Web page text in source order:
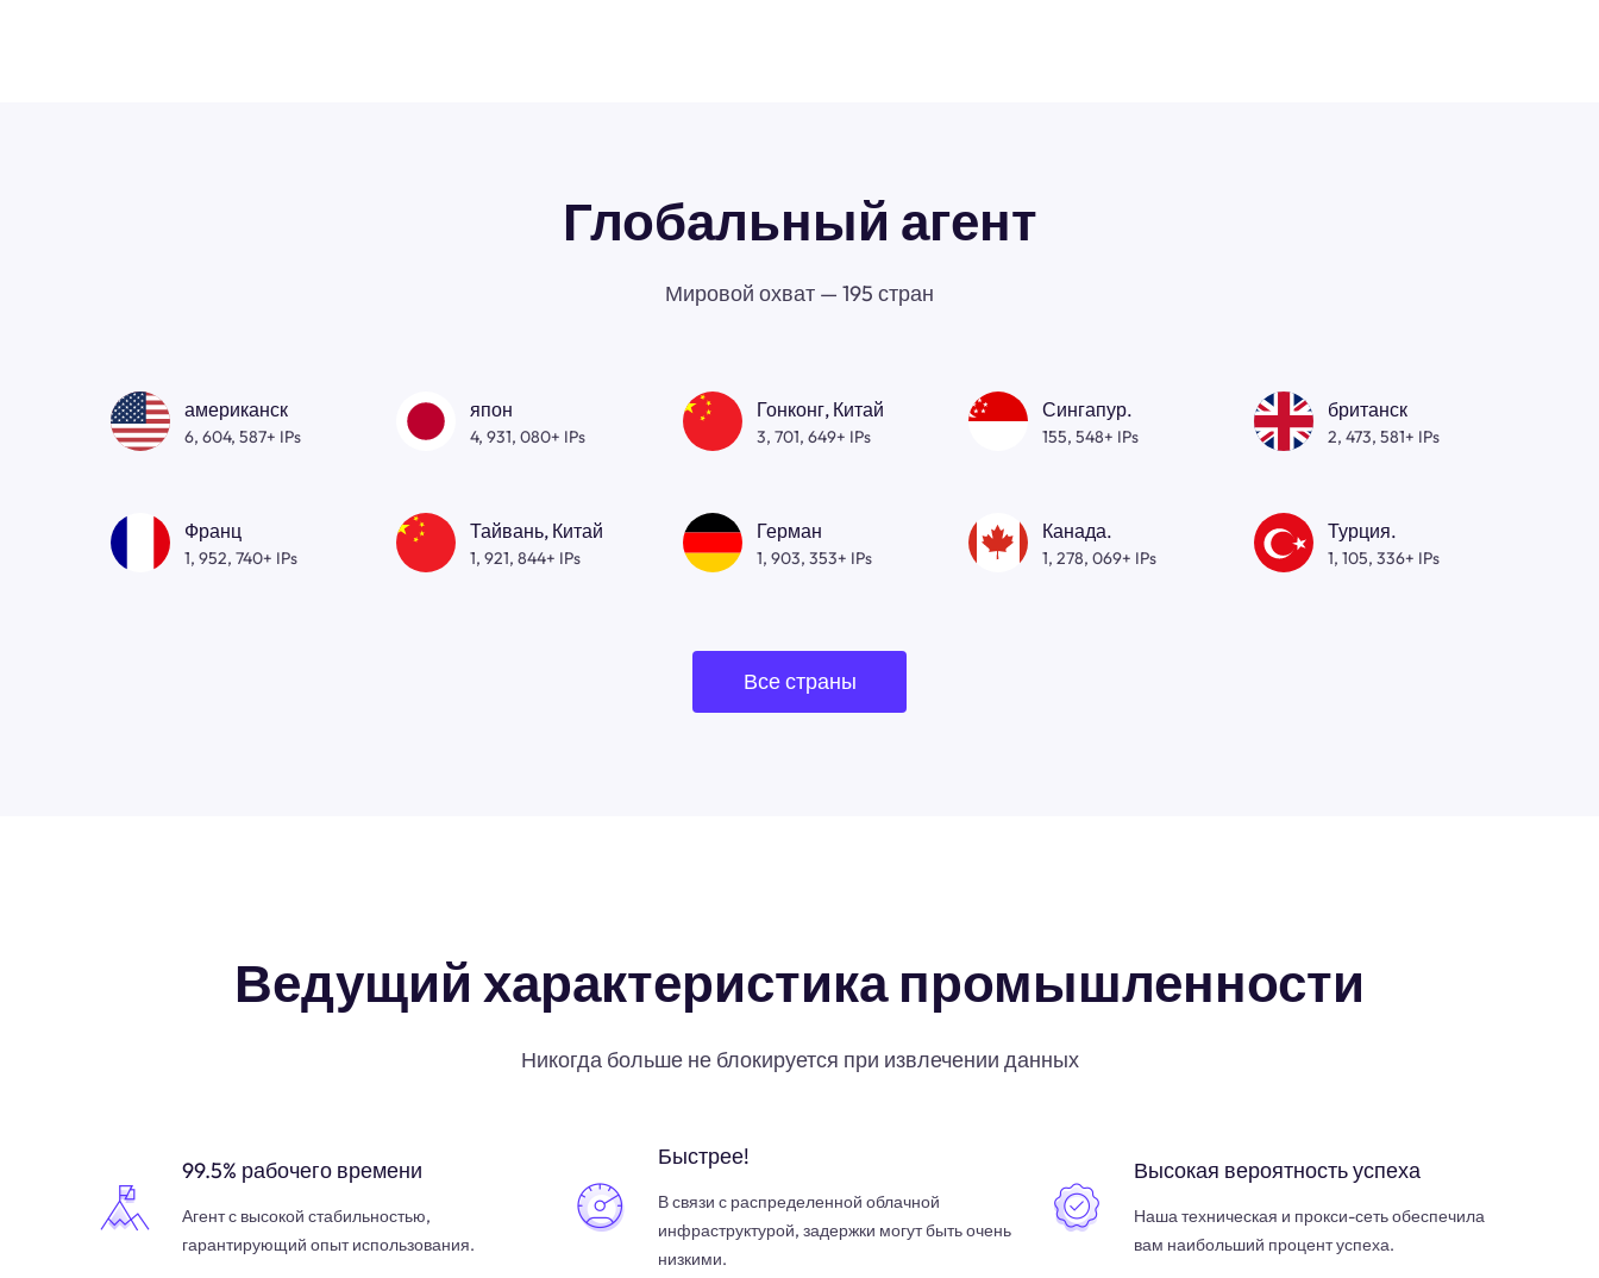
Глобальный агент
Мировой охват — 195 стран
американск
6, 604, 587+ IPs
япон
4, 931, 080+ IPs
Гонконг, Китай
3, 701, 649+ IPs
Сингапур.
155, 548+ IPs
британск
2, 473, 581+ IPs
Франц
1, 952, 740+ IPs
Тайвань, Китай
1, 921, 844+ IPs
Герман
1, 903, 353+ IPs
Канада.
1, 278, 069+ IPs
Турция.
1, 105, 336+ IPs
Все страны
Ведущий характеристика промышленности
Никогда больше не блокируется при извлечении данных
99.5% рабочего времени
Агент с высокой стабильностью,
гарантирующий опыт использования.
Быстрее!
В связи с распределенной облачной
инфраструктурой, задержки могут быть очень
низкими.
Высокая вероятность успеха
Наша техническая и прокси-сеть обеспечила
вам наибольший процент успеха.